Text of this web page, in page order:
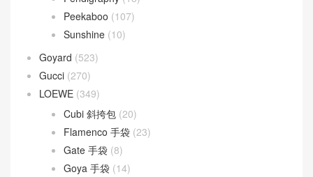
Peekaboo (107)
Sunshine (10)
Goyard (523)
Gucci (270)
LOEWE (349)
Cubi 斜挎包 (20)
Flamenco 手袋 (23)
Gate 手袋 (8)
Goya 手袋 (14)